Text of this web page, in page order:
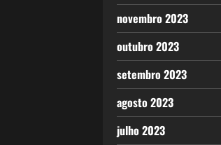
novembro 2023
outubro 2023
setembro 2023
agosto 2023
julho 2023